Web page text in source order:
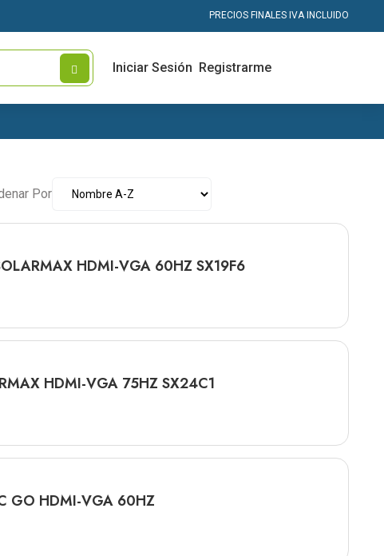
PRECIOS FINALES IVA INCLUIDO
Iniciar Sesión Registrarme
Por
SOLARMAX HDMI-VGA 60HZ SX19F6
SOLARMAX HDMI-VGA 75HZ SX24C1
GO HDMI-VGA 60HZ